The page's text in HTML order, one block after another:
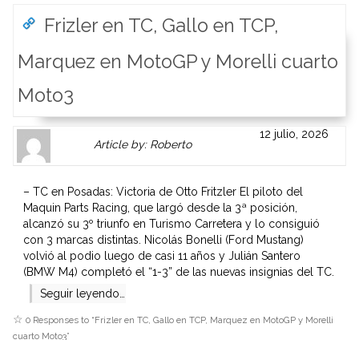
Frizler en TC, Gallo en TCP,
Marquez en MotoGP y Morelli cuarto
Moto3
Gravatar
is
here.
Clickable
link
Author
page.
Article by: Robertolink
to
website
or
other
works.
admin
12 julio, 2026
– TC en Posadas: Victoria de Otto Fritzler El piloto del
Maquin Parts Racing, que largó desde la 3ª posición,
alcanzó su 3º triunfo en Turismo Carretera y lo consiguió
con 3 marcas distintas. Nicolás Bonelli (Ford Mustang)
volvió al podio luego de casi 11 años y Julián Santero
(BMW M4) completó el “1-3” de las nuevas insignias del TC.
Seguir leyendo…
0 Responses to “Frizler en TC, Gallo en TCP, Marquez en MotoGP y Morelli
cuarto Moto3”